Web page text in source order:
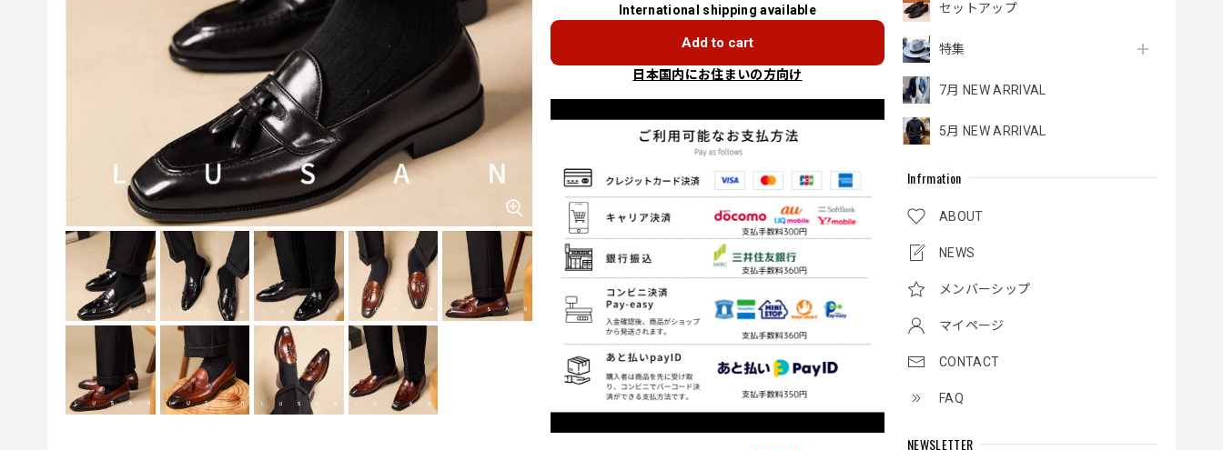
セットアップ
特集
7月 NEW ARRIVAL
5月 NEW ARRIVAL
Infrmation
ABOUT
NEWS
メンバーシップ
マイページ
CONTACT
FAQ
NEWSLETTER
International shipping available
Add to cart
日本国内にお住まいの方向け